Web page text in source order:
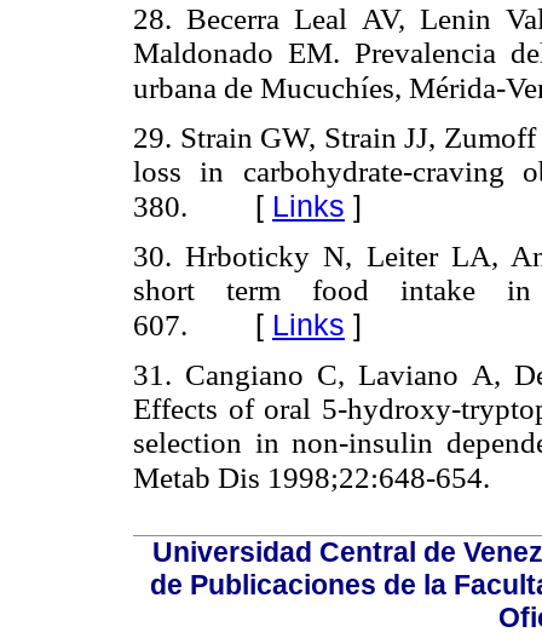
28. Becerra Leal AV, Lenin
Maldonado EM. Prevalencia
urbana de Mucuchíes, Mérida-
29. Strain GW, Strain JJ,
loss in carbohydrate-craving
380. [ Links ]
30. Hrboticky N, Leiter LA,
short term food intake in
607. [ Links ]
31. Cangiano C, Laviano A,
Effects of oral 5-hydroxy-
selection in non-insulin
Metab Dis 1998;22:648-654.
Universidad Central de
de Publicaciones de la